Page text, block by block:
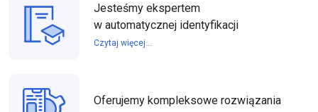
Jesteśmy ekspertem
w automatycznej identyfikacji
Czytaj więcej...
Oferujemy kompleksowe rozwiązania